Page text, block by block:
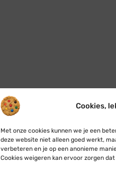
Cookies,
Met onze cookies kunnen we je een
deze website niet alleen goed werkt,
verbeteren en je op een anonieme
Cookies weigeren kan ervoor zorgen